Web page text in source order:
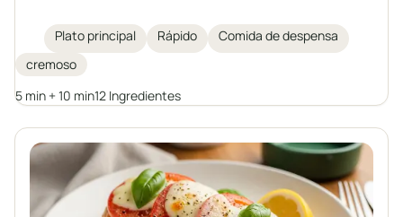
rápida, para servir con arroz, pasta o patatas.
Plato principal Rápido
Comida de despensa
cremoso
5 min + 10 min12 Ingredientes